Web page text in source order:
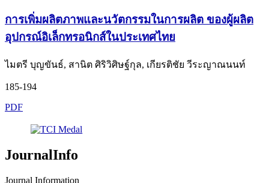
การเพิ่มผลิตภาพและนวัตกรรมในการผลิต ของผู้ผลิต
อุปกรณ์อิเล็กทรอนิกส์ในประเทศไทย
ไมตรี บุญขันธ์, สานิต ศิริวิศิษฐ์กุล, เกียรติชัย วีระญาณนนท์
185-194
PDF
JournalInfo
Journal Information